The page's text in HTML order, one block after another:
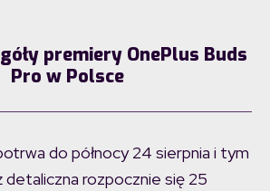
premiery OnePlus Buds
Pro w Polsce
do północy 24 sierpnia i tym
detaliczna rozpocznie się 25